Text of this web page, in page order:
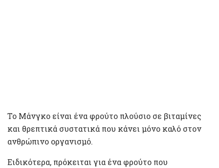
Το Μάνγκο είναι ένα φρούτο πλούσιο σε βιταμίνες
και θρεπτικά συστατικά που κάνει μόνο καλό στον
ανθρώπινο οργανισμό.
Ειδικότερα, πρόκειται για ένα φρούτο που